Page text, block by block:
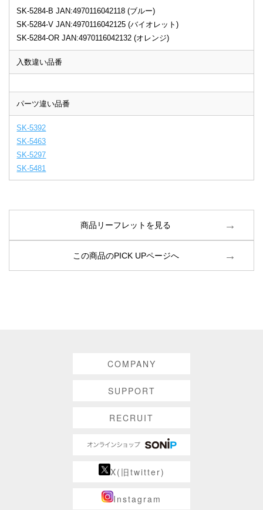
SK-5284-B JAN:4970116042118 (ブルー)
SK-5284-V JAN:4970116042125 (バイオレット)
SK-5284-OR JAN:4970116042132 (オレンジ)
入数違い品番
パーツ違い品番
SK-5392
SK-5463
SK-5297
SK-5481
商品リーフレットを見る
この商品のPICK UPページへ
COMPANY
SUPPORT
RECRUIT
X(旧twitter)
Instagram